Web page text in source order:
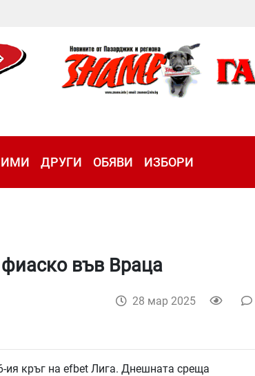
ДРУГИ ОБЯВИ ИЗБОРИ
във Враца
28 мар 2025
ия кръг на efbet Лига. Днешната среща